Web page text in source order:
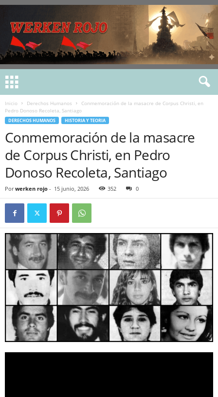
Inicio Derechos Humanos
Conmemoración de la masacre de Corpus Christi, en
Pedro Donoso Recoleta, Santiago
DERECHOS HUMANOS HISTORIA Y TEORIA
Conmemoración de la masacre
de Corpus Christi, en Pedro
Donoso Recoleta, Santiago
Por werken rojo - 15 junio, 2026 352 0